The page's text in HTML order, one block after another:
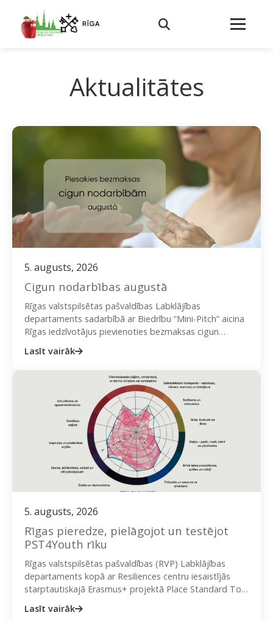
Aktualitātes
5. augusts, 2026
Cigun nodarbības augustā
Rīgas valstspilsētas pašvaldības Labklājības
departaments sadarbībā ar Biedrību “Mini-Pitch” aicina
Rīgas iedzīvotājus pievienoties bezmaksas cigun
vada sertificēti un pieredzējuši instruktori,…
Lasīt vairāk
5. augusts, 2026
Rīgas pieredze, pielāgojot un testējot
PST4Youth rīku
Rīgas valstspilsētas pašvaldības (RVP) Labklājības
departaments kopā ar Resiliences centru iesaistījās
starptautiskajā Erasmus+ projektā Place Standard Tool
pielāgot…
Lasīt vairāk